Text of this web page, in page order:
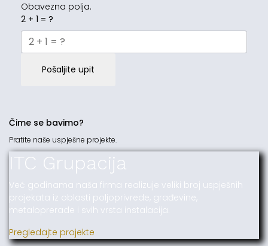
Obavezna polja.
2 + 1 = ?
Pošaljite upit
Čime se bavimo?
Pratite naše uspješne projekte.
ITC Grupacija
Već godinama naša firma realizuje veliki broj uspješnih
projekata iz oblasti poljoprivrede, građevine,
metaloprerade i svih vrsta instalacija.
Pregledajte projekte